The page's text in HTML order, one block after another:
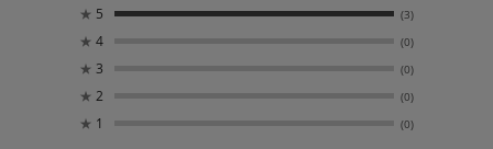
★ 5 (3)
★ 4 (0)
★ 3 (0)
★ 2 (0)
★ 1 (0)